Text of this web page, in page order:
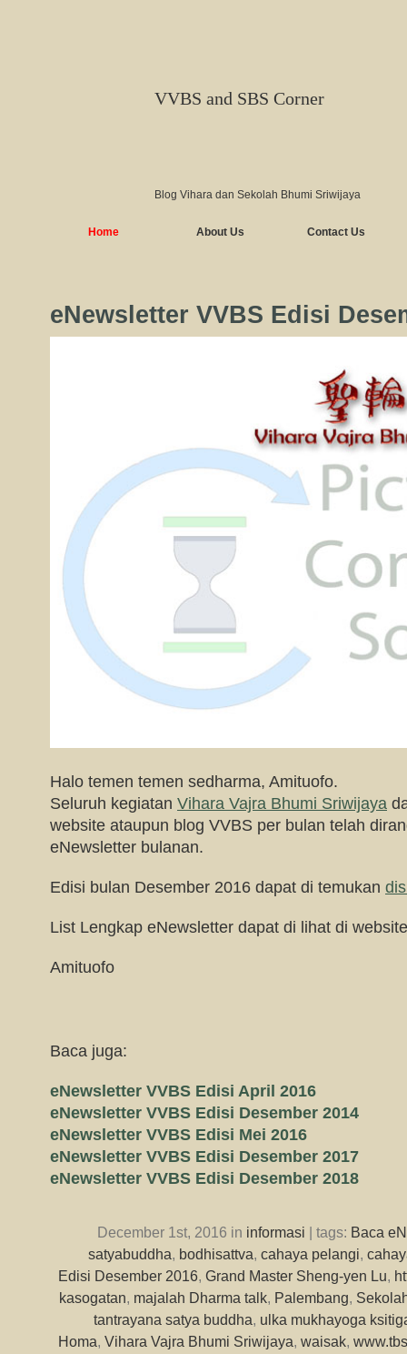
VVBS and SBS Corner
Blog Vihara dan Sekolah Bhumi Sriwijaya
Home About Us Contact Us
eNewsletter VVBS Edisi
Halo temen temen sedharma, Amituofo.
Seluruh kegiatan Vihara Vajra Bhumi Sriwijaya
website ataupun blog VVBS per bulan telah
eNewsletter bulanan.
Edisi bulan Desember 2016 dapat di temukan
List Lengkap eNewsletter dapat di lihat di
Amituofo
Baca juga:
eNewsletter VVBS Edisi April 2016
eNewsletter VVBS Edisi Desember 2014
eNewsletter VVBS Edisi Mei 2016
eNewsletter VVBS Edisi Desember 2017
eNewsletter VVBS Edisi Desember 2018
December 1st, 2016 in informasi | tags: Baca
satyabuddha, bodhisattva, cahaya pelangi,
Edisi Desember 2016, Grand Master Sheng-yen Lu,
kasogatan, majalah Dharma talk, Palembang,
tantrayana satya buddha, ulka mukhayoga
Homa, Vihara Vajra Bhumi Sriwijaya, waisak,